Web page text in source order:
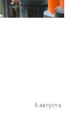
6 августа